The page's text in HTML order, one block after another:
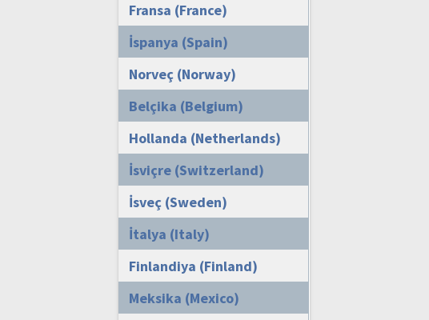
Fransa (France)
İspanya (Spain)
Norveç (Norway)
Belçika (Belgium)
Hollanda (Netherlands)
İsviçre (Switzerland)
İsveç (Sweden)
İtalya (Italy)
Finlandiya (Finland)
Meksika (Mexico)